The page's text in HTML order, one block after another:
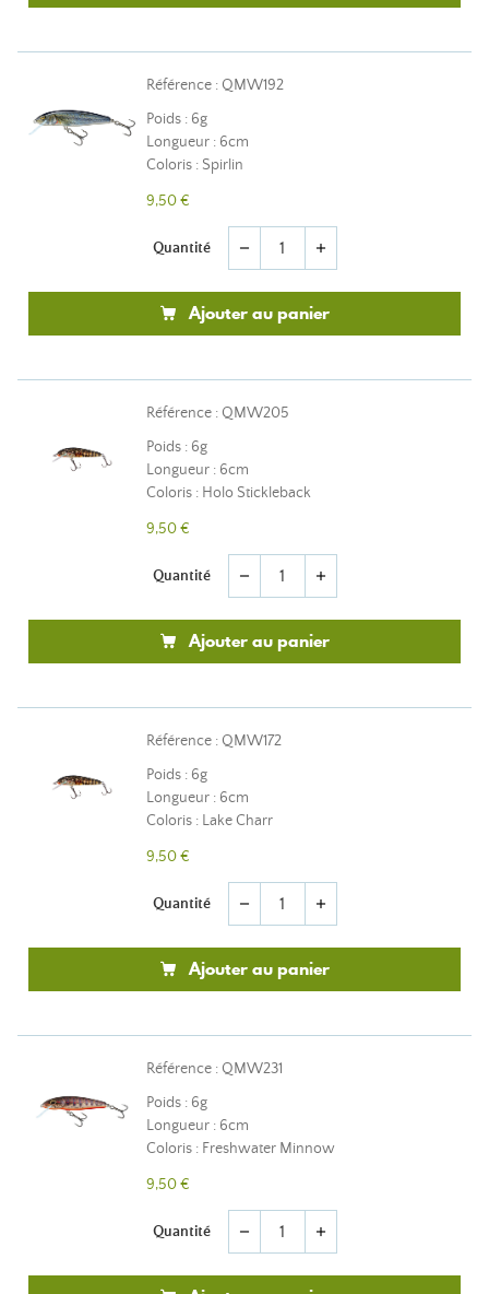
Référence : QMW192
Poids : 6g
Longueur : 6cm
Coloris : Spirlin
9,50 €
Quantité remove add
Ajouter au panier
Référence : QMW205
Poids : 6g
Longueur : 6cm
Coloris : Holo Stickleback
9,50 €
Quantité remove add
Ajouter au panier
Référence : QMW172
Poids : 6g
Longueur : 6cm
Coloris : Lake Charr
9,50 €
Quantité remove add
Ajouter au panier
Référence : QMW231
Poids : 6g
Longueur : 6cm
Coloris : Freshwater Minnow
9,50 €
Quantité remove add